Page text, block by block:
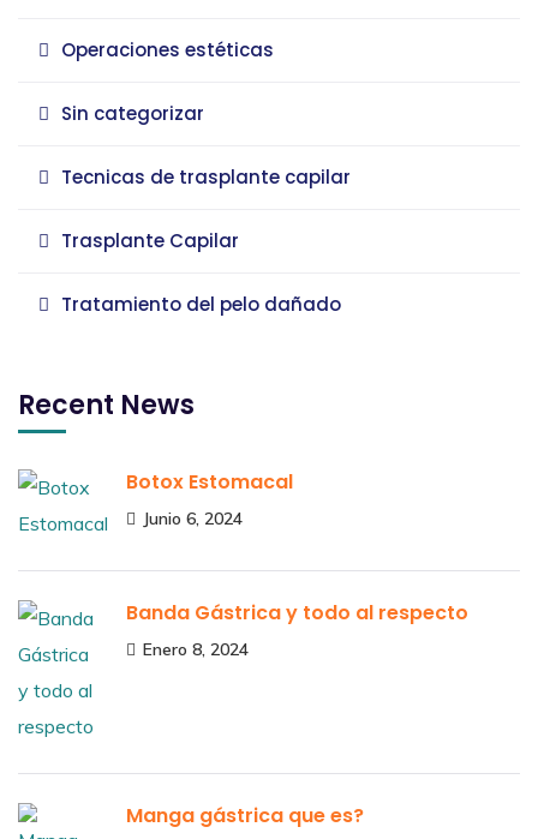
Operaciones estéticas
Sin categorizar
Tecnicas de trasplante capilar
Trasplante Capilar
Tratamiento del pelo dañado
Recent News
Botox Estomacal
Junio 6, 2024
Banda Gástrica y todo al respecto
Enero 8, 2024
Manga gástrica que es?